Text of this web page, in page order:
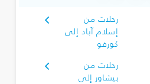
رحلات من
إسلام آباد إلى
كورفو
رحلات من
بيشاور إلى